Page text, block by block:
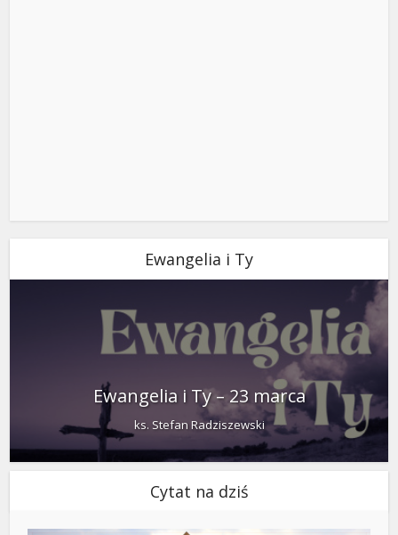
Ewangelia i Ty
Ewangelia i Ty – 23 marca
ks. Stefan Radziszewski
Cytat na dziś